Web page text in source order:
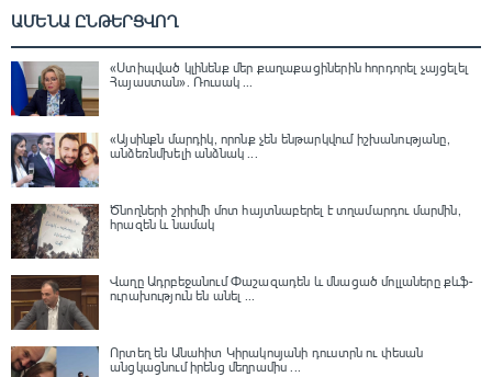
ԱՄԵՆԱ ԸՆԹԵՐՑՎՈՂ
«Ստիպված կլինենք մեր քաղաքացիներին հորդորել չայցելել
Հայաստան»․ Ռուսակ ...
«Այսինքն մարդիկ, որոնք չեն ենթարկվում իշխանությանը,
անձեռնմխելի անձնակ ...
Ծնողների շիրիմի մոտ հայտնաբերել է տղամարդու մարմին,
հրազեն և նամակ
Վաղը Ադրբեջանում Փաշազադեն և մնացած մոլլաները քևֆ-
ուրախություն են անել ...
Որտեղ են Անահիտ Կիրակոսյանի դուստրն ու փեսան
անցկացնում իրենց մեղրամիս ...